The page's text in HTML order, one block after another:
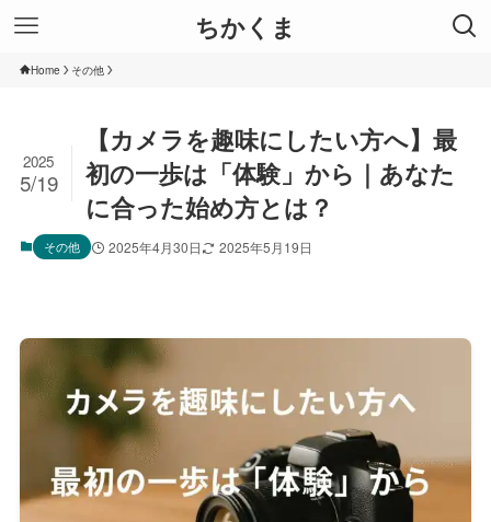
ちかくま
Home その他
【カメラを趣味にしたい方へ】最
初の一歩は「体験」から｜あなた
に合った始め方とは？
2025
5/19
その他 2025年4月30日 2025年5月19日